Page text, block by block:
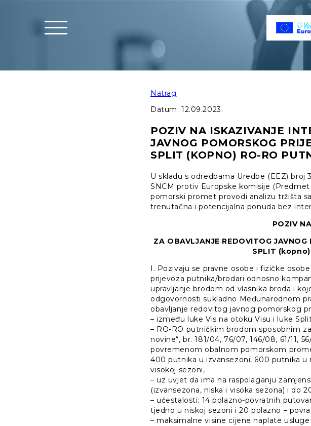
Natrag
Datum: 12.09.2023.
POZIV NA ISKAZIVANJE
JAVNOG POMORSKOG
SPLIT (KOPNO) RO-RO
U skladu s odredbama Uredbe (EEZ) broj
SNCM protiv Europske komisije (Predmet
pomorski promet provodi analizu tržišta
trenutačna i potencijalna ponuda bez
POZIV
ZA OBAVLJANJE REDOVITOG
SPLIT (kopno)
I. Pozivaju se pravne osobe i fizičke
prijevoza putnika/brodari odnosno
upravljanje brodom od vlasnika broda i
odgovornosti sukladno Međunarodnom
obavljanje redovitog javnog pomorskog
– između luke Vis na otoku Visu i luke
– RO-RO putničkim brodom sposobnim
novine“, br. 181/04, 76/07, 146/08, 61/11,
povremenom obalnom pomorskom
400 putnika u izvansezoni, 600 putnika u
visokoj sezoni,
– uz uvjet da ima na raspolaganju
(izvansezona, niska i visoka sezona) i do
– učestalosti: 14 polazno-povratnih
tjedno u niskoj sezoni i 20 polazno –
– maksimalne visine cijene naplate